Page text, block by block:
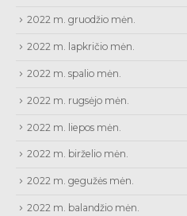
2022 m. gruodžio mėn.
2022 m. lapkričio mėn.
2022 m. spalio mėn.
2022 m. rugsėjo mėn.
2022 m. liepos mėn.
2022 m. birželio mėn.
2022 m. gegužės mėn.
2022 m. balandžio mėn.